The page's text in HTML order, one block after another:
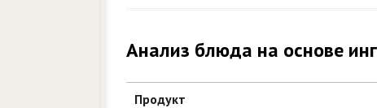
Анализ блюда на основе
Продукт